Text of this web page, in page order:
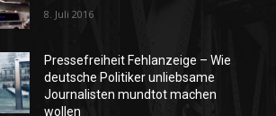
8. Juli 2016
Pressefreiheit Fehlanzeige – Wie
deutsche Politiker unliebsame
Journalisten mundtot machen
wollen